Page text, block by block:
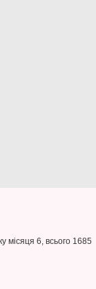
місяця 6, всього 1685